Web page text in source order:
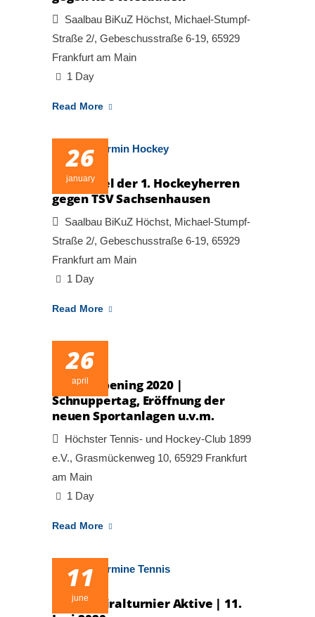
Saalbau BiKuZ Höchst, Michael-Stumpf-
Straße 2/, Gebeschusstraße 6-19, 65929
Frankfurt am Main
1 Day
Read More
26
january
Heimspiel der 1. Hockeyherren
gegen TSV Sachsenhausen
Saalbau BiKuZ Höchst, Michael-Stumpf-
Straße 2/, Gebeschusstraße 6-19, 65929
Frankfurt am Main
1 Day
Read More
26
april
Grand Opening 2020 |
Schnuppertag, Eröffnung der
neuen Sportanlagen u.v.m.
Höchster Tennis- und Hockey-Club 1899
e.V., Grasmückenweg 10, 65929 Frankfurt
am Main
1 Day
Read More
11
june
Tages-Spiralturnier Aktive | 11.